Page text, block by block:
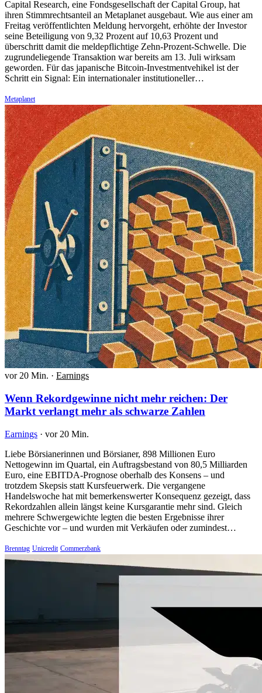
Capital Research, eine Fondsgesellschaft der Capital Group, hat
ihren Stimmrechtsanteil an Metaplanet ausgebaut. Wie aus einer am
Freitag veröffentlichten Meldung hervorgeht, erhöhte der Investor
seine Beteiligung von 9,32 Prozent auf 10,63 Prozent und
überschritt damit die meldepflichtige Zehn-Prozent-Schwelle. Die
zugrundeliegende Transaktion war bereits am 13. Juli wirksam
geworden. Für das japanische Bitcoin-Investmentvehikel ist der
Schritt ein Signal: Ein internationaler institutioneller…
Metaplanet
vor 20 Min. · Earnings
Wenn Rekordgewinne nicht mehr reichen: Der
Markt verlangt mehr als schwarze Zahlen
Earnings · vor 20 Min.
Liebe Börsianerinnen und Börsianer, 898 Millionen Euro
Nettogewinn im Quartal, ein Auftragsbestand von 80,5 Milliarden
Euro, eine EBITDA-Prognose oberhalb des Konsens – und
trotzdem Skepsis statt Kursfeuerwerk. Die vergangene
Handelswoche hat mit bemerkenswerter Konsequenz gezeigt, dass
Rekordzahlen allein längst keine Kursgarantie mehr sind. Gleich
mehrere Schwergewichte legten die besten Ergebnisse ihrer
Geschichte vor – und wurden mit Verkäufen oder zumindest…
Brenntag Unicredit Commerzbank